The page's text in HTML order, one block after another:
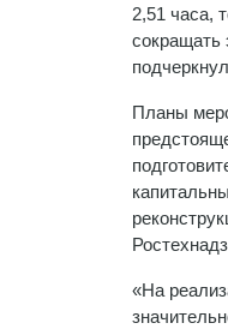
2,51 часа,
сокращать
Планы
«На